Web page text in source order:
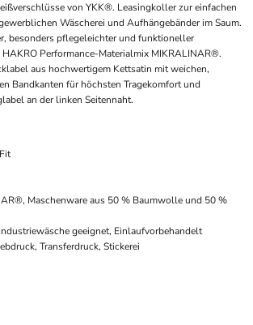
von YKK®. Leasingkoller zur einfachen
Wäscherei und Aufhängebänder im Saum.
besonders pflegeleichter und funktioneller
HAKRO Performance-Materialmix MIKRALINAR®.
aus hochwertigem Kettsatin mit weichen,
Bandkanten für höchsten Tragekomfort und
an der linken Seitennaht.
Maschenware aus 50 % Baumwolle und 50 %
geeignet, Einlaufvorbehandelt
Transferdruck, Stickerei